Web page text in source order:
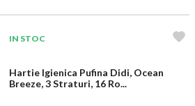
IN STOC
Hartie Igienica Pufina Didi, Ocean
Breeze, 3 Straturi, 16 Ro...